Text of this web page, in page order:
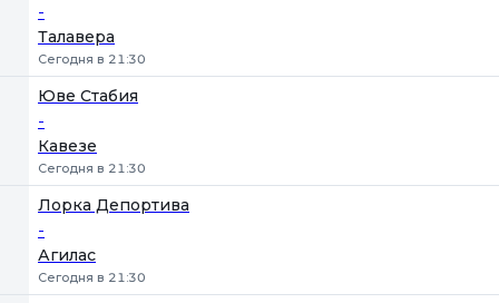
-
Талавера
Сегодня в 21:30
Юве Стабия
-
Кавезе
Сегодня в 21:30
Лорка Депортива
-
Агилас
Сегодня в 21:30